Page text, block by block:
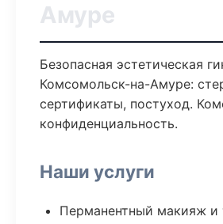
Амуре
Безопасная эстетическая
Комсомольск-на-Амуре:
сертификаты, постуход.
конфиденциальность.
Наши услуги
Перманентный макияж и